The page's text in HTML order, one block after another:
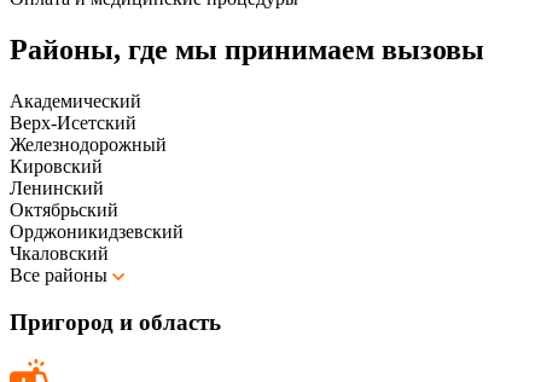
Районы, где мы принимаем вызовы
Академический
Верх-Исетский
Железнодорожный
Кировский
Ленинский
Октябрьский
Орджоникидзевский
Чкаловский
Все районы
Пригород и область